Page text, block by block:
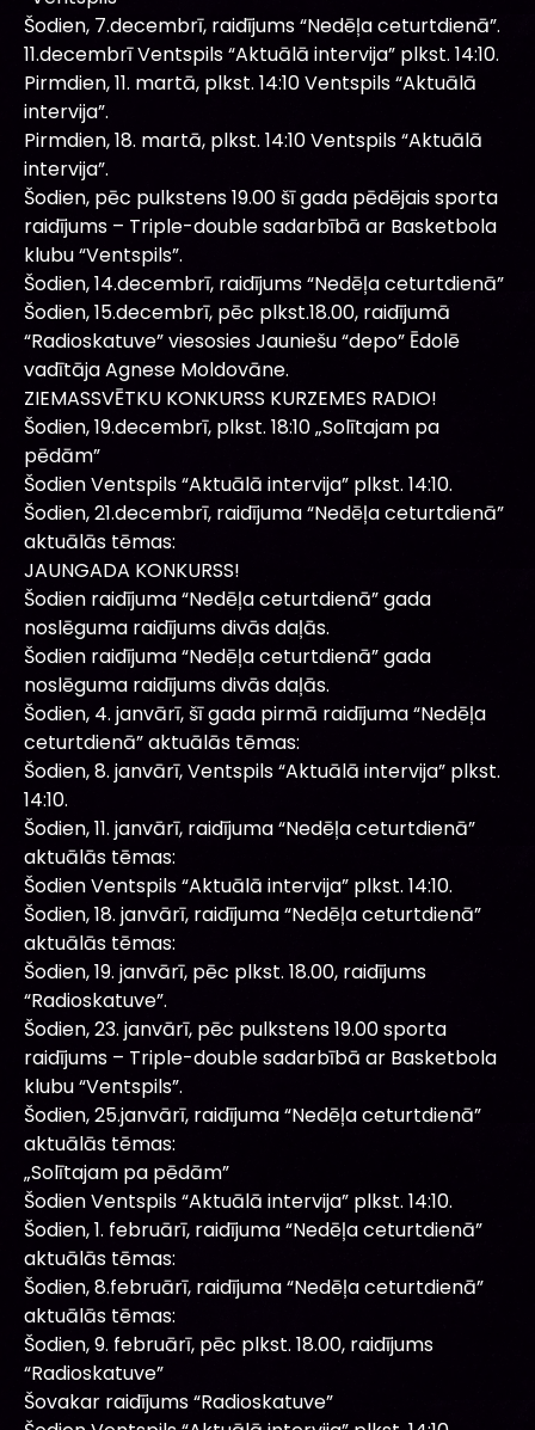
Šodien, 7.decembrī, raidījums “Nedēļa ceturtdienā”.
11.decembrī Ventspils “Aktuālā intervija” plkst. 14:10.
Pirmdien, 11. martā, plkst. 14:10 Ventspils “Aktuālā
intervija”.
Pirmdien, 18. martā, plkst. 14:10 Ventspils “Aktuālā
intervija”.
Šodien, pēc pulkstens 19.00 šī gada pēdējais sporta
raidījums – Triple-double sadarbībā ar Basketbola
klubu “Ventspils”.
Šodien, 14.decembrī, raidījums “Nedēļa ceturtdienā”
Šodien, 15.decembrī, pēc plkst.18.00, raidījumā
“Radioskatuve” viesosies Jauniešu “depo” Ēdolē
vadītāja Agnese Moldovāne.
ZIEMASSVĒTKU KONKURSS KURZEMES RADIO!
Šodien, 19.decembrī, plkst. 18:10 „Solītajam pa
pēdām”
Šodien Ventspils “Aktuālā intervija” plkst. 14:10.
Šodien, 21.decembrī, raidījuma “Nedēļa ceturtdienā”
aktuālās tēmas:
JAUNGADA KONKURSS!
Šodien raidījuma “Nedēļa ceturtdienā” gada
noslēguma raidījums divās daļās.
Šodien raidījuma “Nedēļa ceturtdienā” gada
noslēguma raidījums divās daļās.
Šodien, 4. janvārī, šī gada pirmā raidījuma “Nedēļa
ceturtdienā” aktuālās tēmas:
Šodien, 8. janvārī, Ventspils “Aktuālā intervija” plkst.
14:10.
Šodien, 11. janvārī, raidījuma “Nedēļa ceturtdienā”
aktuālās tēmas:
Šodien Ventspils “Aktuālā intervija” plkst. 14:10.
Šodien, 18. janvārī, raidījuma “Nedēļa ceturtdienā”
aktuālās tēmas:
Šodien, 19. janvārī, pēc plkst. 18.00, raidījums
“Radioskatuve”.
Šodien, 23. janvārī, pēc pulkstens 19.00 sporta
raidījums – Triple-double sadarbībā ar Basketbola
klubu “Ventspils”.
Šodien, 25.janvārī, raidījuma “Nedēļa ceturtdienā”
aktuālās tēmas:
„Solītajam pa pēdām”
Šodien Ventspils “Aktuālā intervija” plkst. 14:10.
Šodien, 1. februārī, raidījuma “Nedēļa ceturtdienā”
aktuālās tēmas:
Šodien, 8.februārī, raidījuma “Nedēļa ceturtdienā”
aktuālās tēmas:
Šodien, 9. februārī, pēc plkst. 18.00, raidījums
“Radioskatuve”
Šovakar raidījums “Radioskatuve”